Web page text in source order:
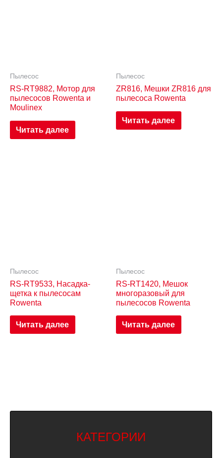
Пылесос
RS-RT9882, Мотор для
пылесосов Rowenta и
Moulinex
Читать далее
Пылесос
ZR816, Мешки ZR816 для
пылесоса Rowenta
Читать далее
Пылесос
RS-RT9533, Насадка-
щетка к пылесосам
Rowenta
Читать далее
Пылесос
RS-RT1420, Мешок
многоразовый для
пылесосов Rowenta
Читать далее
КАТЕГОРИИ